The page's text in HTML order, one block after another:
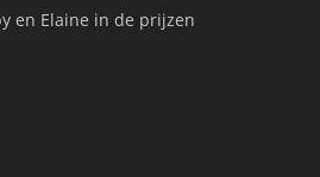
en Elaine in de prijzen